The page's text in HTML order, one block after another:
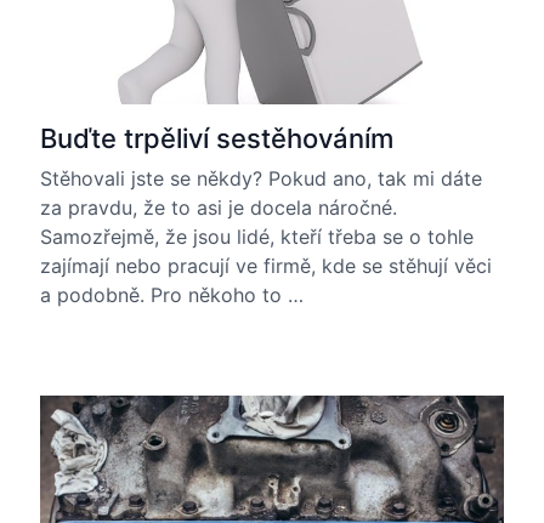
Buďte trpěliví sestěhováním
Stěhovali jste se někdy? Pokud ano, tak mi dáte
za pravdu, že to asi je docela náročné.
Samozřejmě, že jsou lidé, kteří třeba se o tohle
zajímají nebo pracují ve firmě, kde se stěhují věci
a podobně. Pro někoho to …